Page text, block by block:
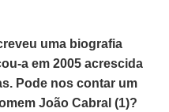
uma biografia
a em 2005 acrescida
Pode nos contar um
João Cabral (1)?